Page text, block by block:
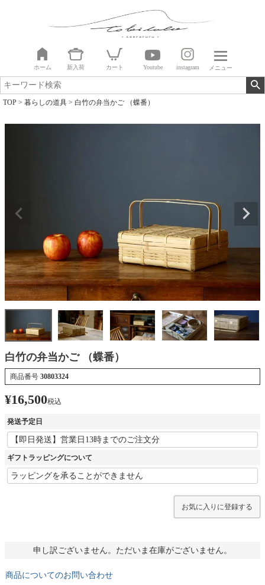
ホーム 新入荷 カート Youtube instagram メニュー
TOP 暮らしの道具 白竹の弁当かご （蝶番）
白竹の弁当かご （蝶番）
商品番号 30803324
¥16,500税込
発送予定日
ギフトラッピングについて
お気に入りに登録する
申し訳ございません。ただいま在庫がございません。
商品についてのお問い合わせ